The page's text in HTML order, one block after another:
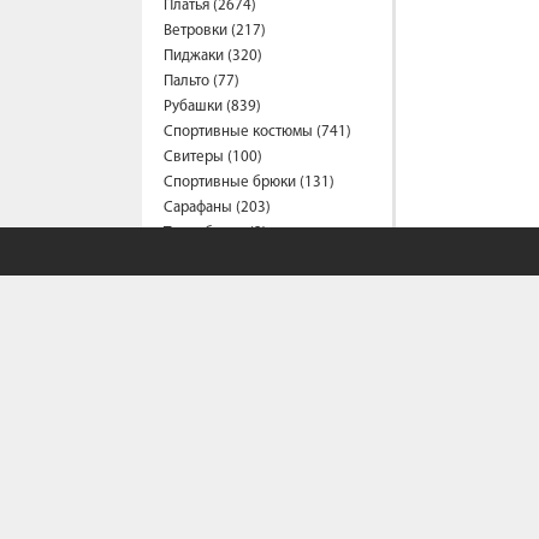
Платья (2674)
Ветровки (217)
Пиджаки (320)
Пальто (77)
Рубашки (839)
Спортивные костюмы (741)
Свитеры (100)
Спортивные брюки (131)
Сарафаны (203)
Термобелье (2)